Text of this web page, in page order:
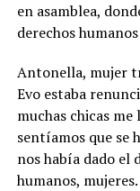
en asamblea,
derechos
Antonella, mujer
Evo estaba
muchas chicas
sentíamos que se
nos había dado el
humanos,